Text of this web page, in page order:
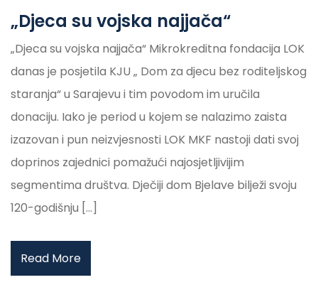
„Djeca su vojska najjača“
„Djeca su vojska najjača“ Mikrokreditna fondacija LOK
danas je posjetila KJU „ Dom za djecu bez roditeljskog
staranja“ u Sarajevu i tim povodom im uručila
donaciju. Iako je period u kojem se nalazimo zaista
izazovan i pun neizvjesnosti LOK MKF nastoji dati svoj
doprinos zajednici pomažući najosjetljivijim
segmentima društva. Dječiji dom Bjelave bilježi svoju
120-godišnju […]
Read More